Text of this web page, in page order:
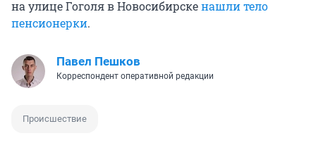
на улице Гоголя в Новосибирскенашли тело
пенсионерки.
Павел Пешков
Корреспондент оперативной редакции
Происшествие